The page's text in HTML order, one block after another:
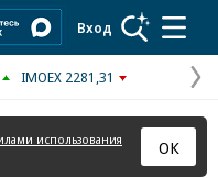
Вход
IMOEX 2281,31
использования
ОК